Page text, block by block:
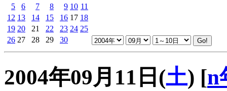
5
6 7 8 9 10 11
12 13 14 15 16 17 18
19 20 21 22 23 24 25
26 27 28 29 30
2004年09月11日(土) [n